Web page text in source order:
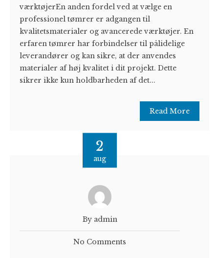
værktøjerEn anden fordel ved at vælge en
professionel tømrer er adgangen til
kvalitetsmaterialer og avancerede værktøjer. En
erfaren tømrer har forbindelser til pålidelige
leverandører og kan sikre, at der anvendes
materialer af høj kvalitet i dit projekt. Dette
sikrer ikke kun holdbarheden af det...
Read More
2
aug
By admin
No Comments